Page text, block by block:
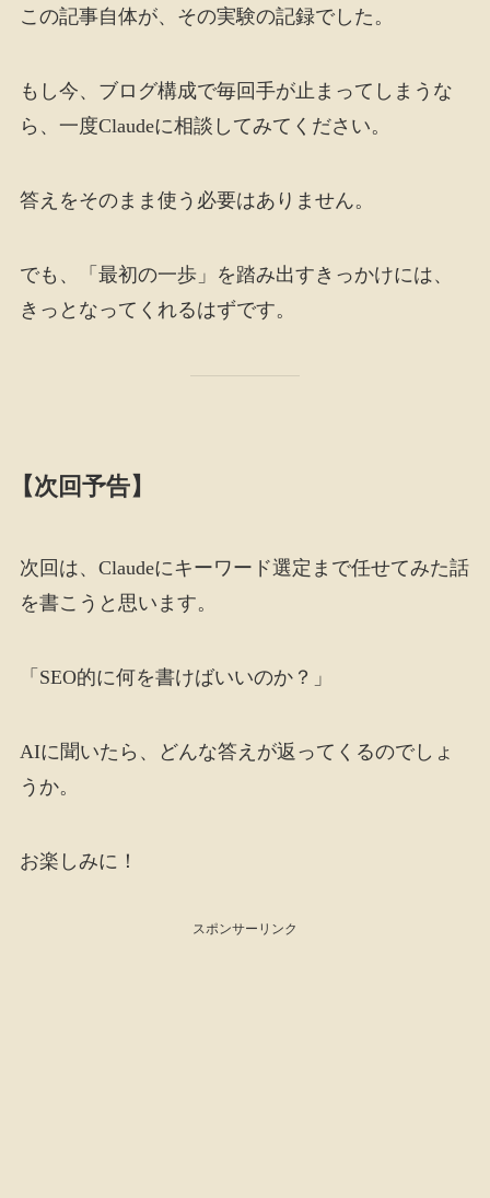
この記事自体が、その実験の記録でした。
もし今、ブログ構成で毎回手が止まってしまうな
ら、一度Claudeに相談してみてください。
答えをそのまま使う必要はありません。
でも、「最初の一歩」を踏み出すきっかけには、
きっとなってくれるはずです。
【次回予告】
次回は、Claudeにキーワード選定まで任せてみた話
を書こうと思います。
「SEO的に何を書けばいいのか？」
AIに聞いたら、どんな答えが返ってくるのでしょ
うか。
お楽しみに！
スポンサーリンク